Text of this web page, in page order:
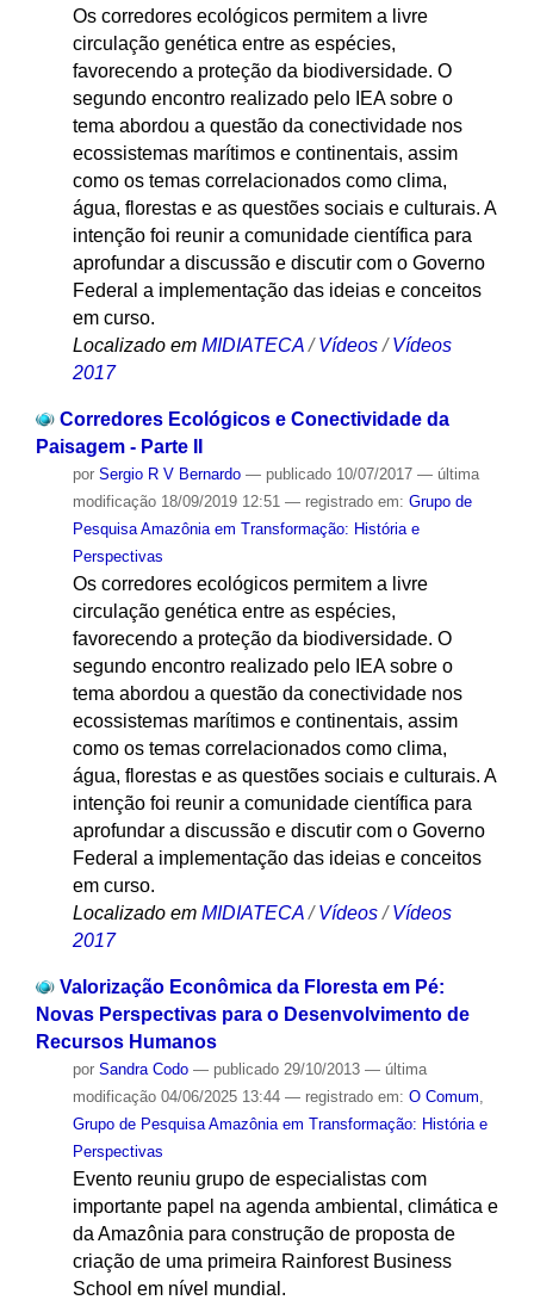
Os corredores ecológicos permitem a livre
circulação genética entre as espécies,
favorecendo a proteção da biodiversidade. O
segundo encontro realizado pelo IEA sobre o
tema abordou a questão da conectividade nos
ecossistemas marítimos e continentais, assim
como os temas correlacionados como clima,
água, florestas e as questões sociais e culturais. A
intenção foi reunir a comunidade científica para
aprofundar a discussão e discutir com o Governo
Federal a implementação das ideias e conceitos
em curso.
Localizado em MIDIATECA /Vídeos /Vídeos
2017
Corredores Ecológicos e Conectividade da
Paisagem - Parte II
por Sergio R V Bernardo — publicado10/07/2017 — última
modificação18/09/2019 12:51 — registrado em: Grupo de
Pesquisa Amazônia em Transformação: História e
Perspectivas
Os corredores ecológicos permitem a livre
circulação genética entre as espécies,
favorecendo a proteção da biodiversidade. O
segundo encontro realizado pelo IEA sobre o
tema abordou a questão da conectividade nos
ecossistemas marítimos e continentais, assim
como os temas correlacionados como clima,
água, florestas e as questões sociais e culturais. A
intenção foi reunir a comunidade científica para
aprofundar a discussão e discutir com o Governo
Federal a implementação das ideias e conceitos
em curso.
Localizado em MIDIATECA /Vídeos /Vídeos
2017
Valorização Econômica da Floresta em Pé:
Novas Perspectivas para o Desenvolvimento de
Recursos Humanos
por Sandra Codo — publicado29/10/2013 — última
modificação04/06/2025 13:44 — registrado em: O Comum
Grupo de Pesquisa Amazônia em Transformação: História e
Perspectivas
Evento reuniu grupo de especialistas com
importante papel na agenda ambiental, climática e
da Amazônia para construção de proposta de
criação de uma primeira Rainforest Business
School em nível mundial.